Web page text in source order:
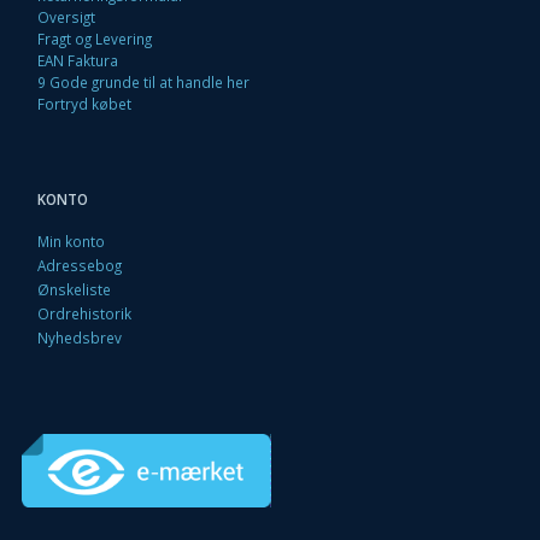
Oversigt
Fragt og Levering
EAN Faktura
9 Gode grunde til at handle her
Fortryd købet
KONTO
Min konto
Adressebog
Ønskeliste
Ordrehistorik
Nyhedsbrev